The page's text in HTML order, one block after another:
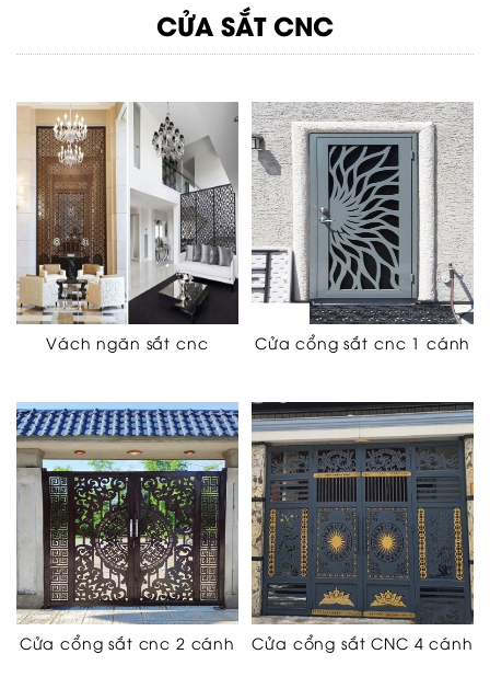
CỬA SẮT CNC
Vách ngăn sắt cnc Cửa cổng sắt cnc 1 cánh
Cửa cổng sắt cnc 2 cánh Cửa cổng sắt CNC 4 cánh